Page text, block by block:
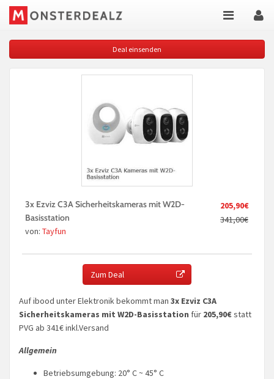
Deal einsenden
205,90€
341,00€
3x Ezviz C3A Sicherheitskameras mit W2D-
Basisstation
von: Tayfun
Zum Deal
Auf ibood unter Elektronik bekommt man 3x Ezviz C3A
Sicherheitskameras mit W2D-Basisstation für 205,90€statt
PVG ab 341€ inkl.Versand
Allgemein
Betriebsumgebung: 20° C ~ 45° C